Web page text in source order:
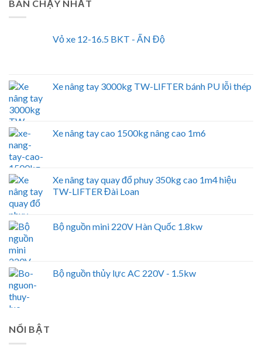
BÁN CHẠY NHẤT
Vỏ xe 12-16.5 BKT - ẤN Độ
Xe nâng tay 3000kg TW-LIFTER bánh PU lỗi thép
Xe nâng tay cao 1500kg nâng cao 1m6
Xe nâng tay quay đổ phuy 350kg cao 1m4 hiệu
TW-LIFTER Đài Loan
Bộ nguồn mini 220V Hàn Quốc 1.8kw
Bộ nguồn thủy lực AC 220V - 1.5kw
NỔI BẬT